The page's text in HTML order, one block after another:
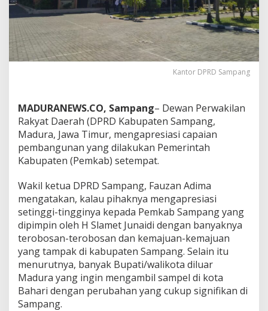
Kantor DPRD Sampang
MADURANEWS.CO, Sampang– Dewan Perwakilan
Rakyat Daerah (DPRD Kabupaten Sampang,
Madura, Jawa Timur, mengapresiasi capaian
pembangunan yang dilakukan Pemerintah
Kabupaten (Pemkab) setempat.
Wakil ketua DPRD Sampang, Fauzan Adima
mengatakan, kalau pihaknya mengapresiasi
setinggi-tingginya kepada Pemkab Sampang yang
dipimpin oleh H Slamet Junaidi dengan banyaknya
terobosan-terobosan dan kemajuan-kemajuan
yang tampak di kabupaten Sampang. Selain itu
menurutnya, banyak Bupati/walikota diluar
Madura yang ingin mengambil sampel di kota
Bahari dengan perubahan yang cukup signifikan di
Sampang.